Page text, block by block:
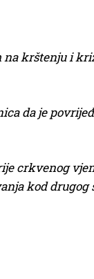
na krštenju i
da je
crkvenog
kod drugog